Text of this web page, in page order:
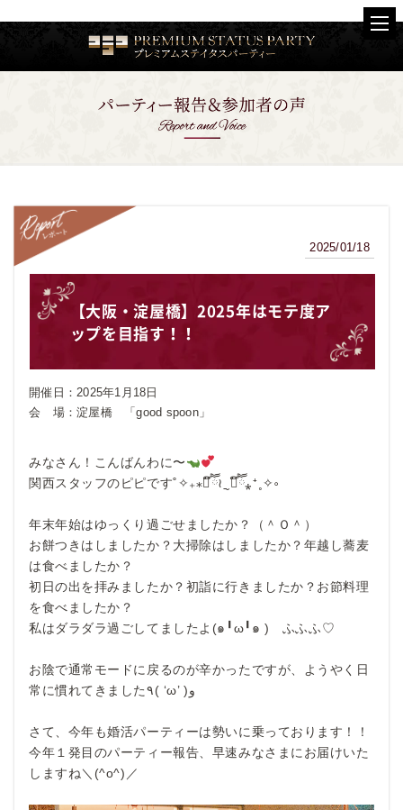
レポート
2025/01/18
【大阪・淀屋橋】2025年はモテ度ア
ップを目指す！！
開催日：2025年1月18日
会 場：淀屋橋 「good spoon」
みなさん！こんばんわに〜
関西スタッフのピピです˚✧₊⁎❝᷀ົཽ≀ˍ̮ ❝᷀ົཽ⁎⁺˳✧༚
年末年始はゆっくり過ごせましたか？（＾Ｏ＾）
お餅つきはしましたか？大掃除はしましたか？年越し蕎麦
は食べましたか？
初日の出を拝みましたか？初詣に行きましたか？お節料理
を食べましたか？
私はダラダラ過ごしてましたよ(๑╹ω╹๑ ) ふふふ♡
お陰で通常モードに戻るのが辛かったですが、ようやく日
常に慣れてきました٩( ‘ω’ )و
さて、今年も婚活パーティーは勢いに乗っております！！
今年１発目のパーティー報告、早速みなさまにお届けいた
しますね＼(^o^)／